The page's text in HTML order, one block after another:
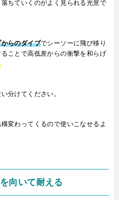
ちていくのがよく見られる光景で
らのダイブでシーソーに飛び移り
ことで高低差からの衝撃を和らげ
分けてください。
変わってくるので使いこなせるよ
向いて耐える